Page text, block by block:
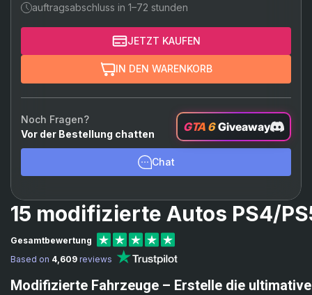
auftragsabschluss in 1–72 stunden
JETZT KAUFEN
IN DEN WARENKORB
Noch Fragen?
Vor der Bestellung chatten
GTA 6 Giveaway
Chat
15 modifizierte Autos PS4/
Gesamtbewertung
Based on 4,609 reviews
Modifizierte Fahrzeuge – Erstelle die